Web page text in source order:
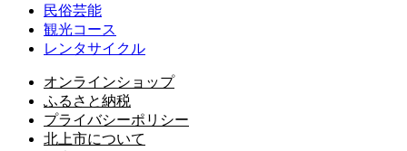
民俗芸能
観光コース
レンタサイクル
オンラインショップ
ふるさと納税
プライバシーポリシー
北上市について